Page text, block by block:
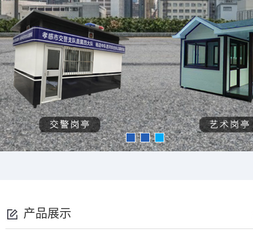
产品展示